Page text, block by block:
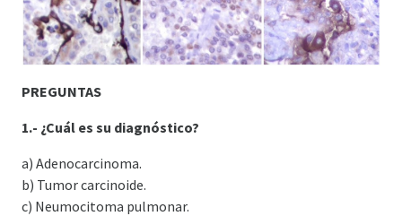
PREGUNTAS
1.- ¿Cuál es su diagnóstico?
a) Adenocarcinoma.
b) Tumor carcinoide.
c) Neumocitoma pulmonar.